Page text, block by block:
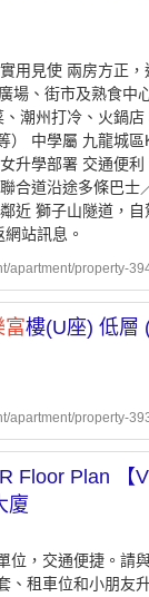
用見使 兩房方正
場、街市及熟食中
潮州打冷、火鍋
） 中學屬 九龍城
升學部署 交通便
合道沿途多條巴
近 獅子山隧道，
站訊息。
apartment/property-
富樓(U座) 低層
apartment/property-
Floor Plan 【
廈
位，交通便捷。請
、租車位和小朋友